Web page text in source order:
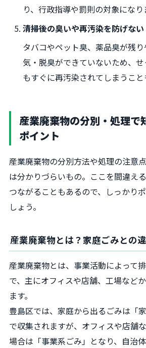
り、行政指導や罰則の対象になり
清掃後の臭いや再汚染を防げない
タバコやペット臭、薬品臭が残
気・脱臭ができていないため、
もすぐに再汚染されてしまうこと
産業廃棄物の分別・処理で
ポイント
産業廃棄物の分別方法や処理の注意
は分かりづらいもの。ここを間違え
つながることもあるので、しっかり
しょう。
産業廃棄物とは？家庭ごみとの
産業廃棄物とは、事業活動によって
で、主にオフィスや店舗、工場など
ます。
豊島区では、家庭から出るごみは「
で収集されますが、オフィスや店舗
場合は「事業系ごみ」となり、自治